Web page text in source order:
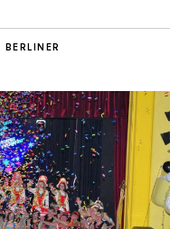
BERLINER